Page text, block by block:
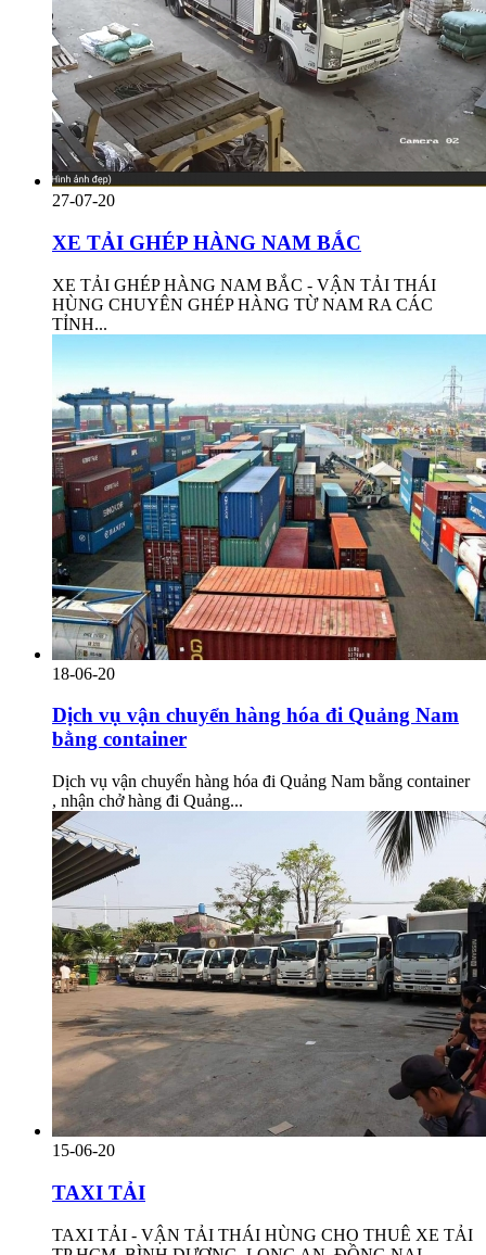
27-07-20
XE TẢI GHÉP HÀNG NAM BẮC
XE TẢI GHÉP HÀNG NAM BẮC - VẬN TẢI THÁI
HÙNG CHUYÊN GHÉP HÀNG TỪ NAM RA CÁC
TỈNH...
18-06-20
Dịch vụ vận chuyển hàng hóa đi Quảng Nam
bằng container
Dịch vụ vận chuyển hàng hóa đi Quảng Nam bằng container
, nhận chở hàng đi Quảng...
15-06-20
TAXI TẢI
TAXI TẢI - VẬN TẢI THÁI HÙNG CHO THUÊ XE TẢI